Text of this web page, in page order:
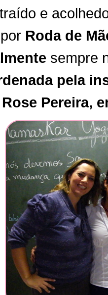
e
Roda de
sempre
pela
Pereira,